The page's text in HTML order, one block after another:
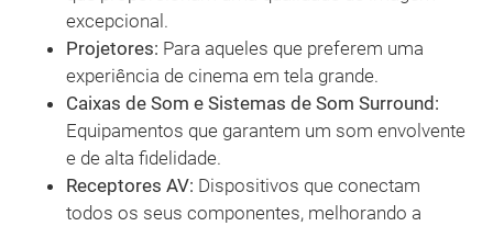
excepcional.
Projetores: Para aqueles que preferem uma
experiência de cinema em tela grande.
Caixas de Som e Sistemas de Som Surround:
Equipamentos que garantem um som envolvente
e de alta fidelidade.
Receptores AV: Dispositivos que conectam
todos os seus componentes, melhorando a